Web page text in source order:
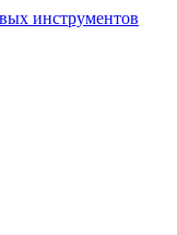
инструментов